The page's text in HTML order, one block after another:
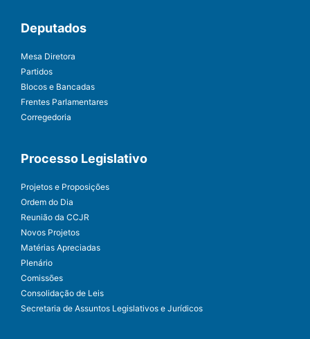
Deputados
Mesa Diretora
Partidos
Blocos e Bancadas
Frentes Parlamentares
Corregedoria
Processo Legislativo
Projetos e Proposições
Ordem do Dia
Reunião da CCJR
Novos Projetos
Matérias Apreciadas
Plenário
Comissões
Consolidação de Leis
Secretaria de Assuntos Legislativos e Jurídicos